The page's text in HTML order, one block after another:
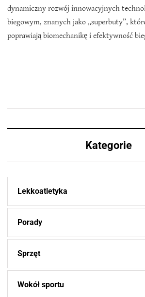
dynamiczny rozwój innowacyjnych
biegowym, znanych jako „superbuty”,
poprawiają biomechanikę i efektywność
Kategorie
Lekkoatletyka
Porady
Sprzęt
Wokół sportu